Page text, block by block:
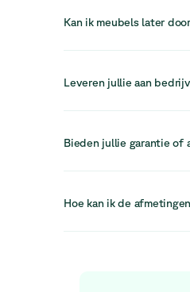
Kan ik meubels later
In veel gevallen kan
verder wordt verlengd.
Leveren jullie aan
Wij richten ons
professionele
Bieden jullie garantie of
Ja, wij bieden
Hoe kan ik de
Elke productfiche bevat